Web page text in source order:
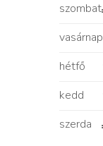
szombat
vasárnap
hétfő
kedd
szerda